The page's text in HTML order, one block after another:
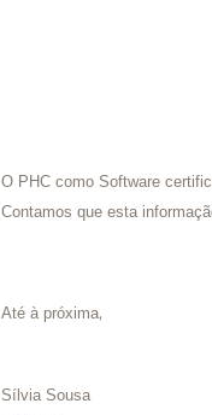
O PHC como Software
Contamos que esta
Até à próxima,
Sílvia Sousa